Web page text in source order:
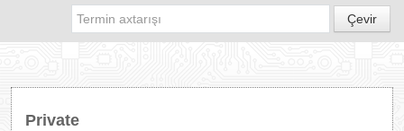
TƏDBİRLƏR
PROQRAMLAR
Çevir
Private